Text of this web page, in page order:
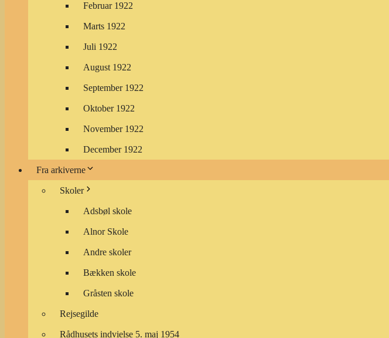
Februar 1922
Marts 1922
Juli 1922
August 1922
September 1922
Oktober 1922
November 1922
December 1922
Fra arkiverne
Skoler
Adsbøl skole
Alnor Skole
Andre skoler
Bækken skole
Gråsten skole
Rejsegilde
Rådhusets indvielse 5. maj 1954